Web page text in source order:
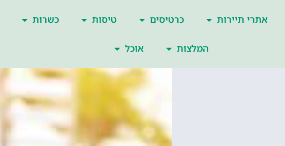
אתרי תיירות כרטיסים טיסות כשרות
המלצות אוכל